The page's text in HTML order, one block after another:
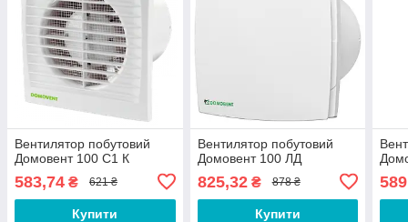
Вентилятор побутовий
Домовент 100 С1 К
583,74 ₴ 621 ₴
Купити
Вентилятор побутовий
Домовент 100 ЛД
825,32₴ 878 ₴
Купити